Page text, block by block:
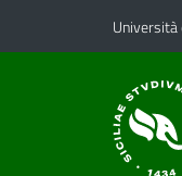
Vai al contenuto
Vai al menu diUniversità